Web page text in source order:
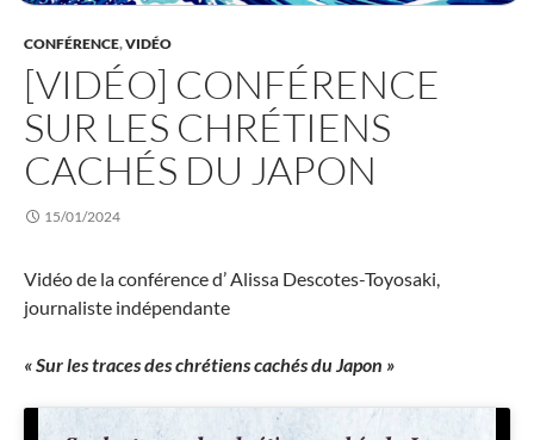
CONFÉRENCE,VIDÉO
[VIDÉO] CONFÉRENCE
SUR LES CHRÉTIENS
CACHÉS DU JAPON
15/01/2024
Vidéo de la conférence d’ Alissa Descotes-Toyosaki,
journaliste indépendante
« Sur les traces des chrétiens cachés du Japon »